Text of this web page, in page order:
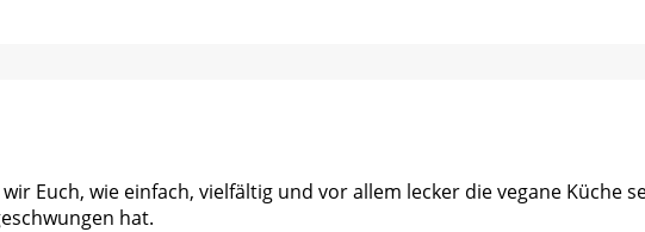
Euch, wie einfach, vielfältig und vor allem lecker die vegane
hat.